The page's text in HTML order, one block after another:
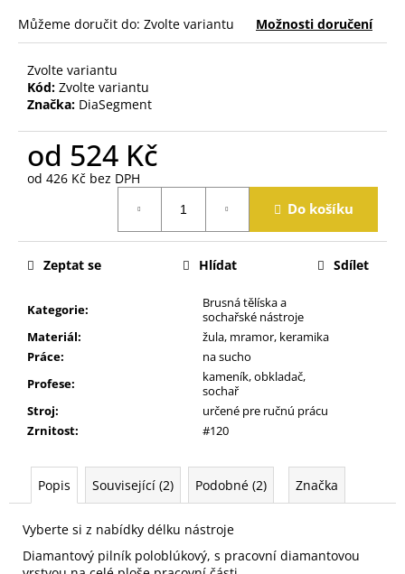
Můžeme doručit do: Zvolte variantu Možnosti doručení
Zvolte variantu
Kód: Zvolte variantu
Značka: DiaSegment
od 524 Kč
od 426 Kč bez DPH
Do košíku
Kategorie:
Brusná tělíska a
sochařské nástroje
Materiál:
žula, mramor, keramika
Práce:
na sucho
Profese:
kameník, obkladač,
sochař
Stroj:
určené pre ručnú prácu
Zrnitost: #120
Zeptat se Hlídat Sdílet
Popis Související (2) Podobné (2) Značka
Vyberte si z nabídky délku nástroje
Diamantový pilník poloblúkový, s pracovní diamantovou
e
m
e